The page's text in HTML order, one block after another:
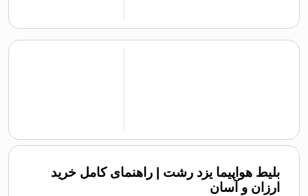
بلیط هواپیما یزد رشت | راهنمای کامل خرید
ارزان و آسان